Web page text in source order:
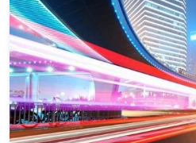
做ISO9001认证的根本原因。